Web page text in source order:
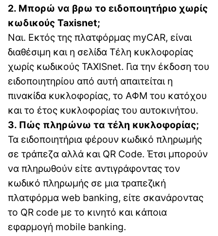
2. Μπορώ να βρω το ειδοποιητήριο χωρίς
κωδικούς Taxisnet;
Ναι. Εκτός της πλατφόρμας myCAR, είναι
διαθέσιμη και η σελίδα Τέλη κυκλοφορίας
χωρίς κωδικούς TAXISnet. Για την έκδοση του
ειδοποιητηρίου από αυτή απαιτείται η
πινακίδα κυκλοφορίας, το ΑΦΜ του κατόχου
και το έτος κυκλοφορίας του αυτοκινήτου.
3. Πώς πληρώνω τα τέλη κυκλοφορίας;
Τα ειδοποιητήρια φέρουν κωδικό πληρωμής
σε τράπεζα αλλά και QR Code. Έτσι μπορούν
να πληρωθούν είτε αντιγράφοντας τον
κωδικό πληρωμής σε μια τραπεζική
πλατφόρμα web banking, είτε σκανάροντας
το QR code με το κινητό και κάποια
εφαρμογή mobile banking.